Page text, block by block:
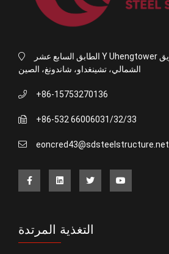
الطابق السابع عشر Y Uhengtower رقم 170 طريق Xuzhou
الشمالي، تشينغداو، شاندونغ، الصين
+86-15753270136
+86-532 66006031/32/33
eoncred43@sdsteelstructure.net
التغذية المرتدة